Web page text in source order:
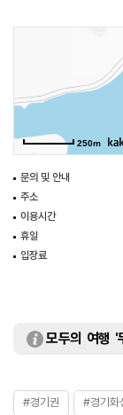
250m
문의 및 안내
주소
이용시간
휴일
입장료
모두의 여행 '
#경기권 #경기화